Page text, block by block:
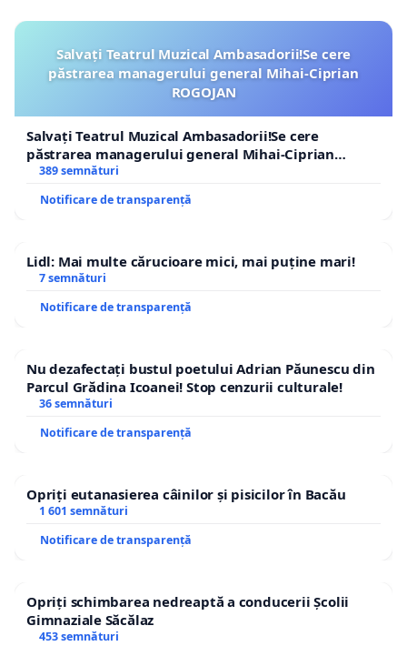
Salvați Teatrul Muzical Ambasadorii!Se cere
păstrarea managerului general Mihai-Ciprian
ROGOJAN
Salvați Teatrul Muzical Ambasadorii!Se cere
păstrarea managerului general Mihai-Ciprian
ROGOJAN
389 semnături
Notificare de transparență
Lidl: Mai multe cărucioare mici, mai puține mari!
7 semnături
Notificare de transparență
Nu dezafectați bustul poetului Adrian Păunescu din
Parcul Grădina Icoanei! Stop cenzurii culturale!
36 semnături
Notificare de transparență
Opriți eutanasierea câinilor și pisicilor în Bacău
1 601 semnături
Notificare de transparență
Opriți schimbarea nedreaptă a conducerii Școlii
Gimnaziale Săcălaz
453 semnături